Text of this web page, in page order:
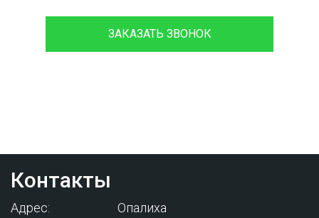
ЗАКАЗАТЬ ЗВОНОК
Контакты
Адрес:
Опалиха